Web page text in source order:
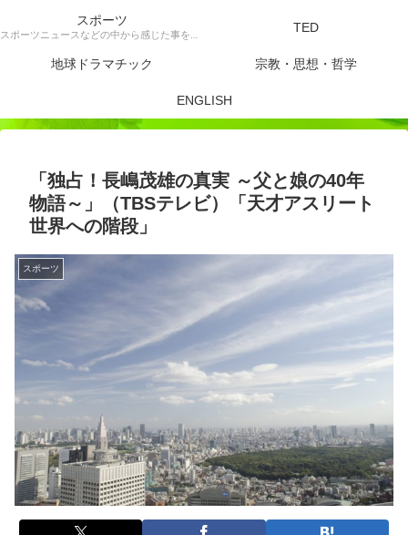
スポーツ
スポーツニュースなどの中から感じた事を書きます。 TED
地球ドラマチック 宗教・思想・哲学
ENGLISH
「独占！長嶋茂雄の真実 ～父と娘の40年
物語～」（TBSテレビ）「天才アスリート
世界への階段」
スポーツ